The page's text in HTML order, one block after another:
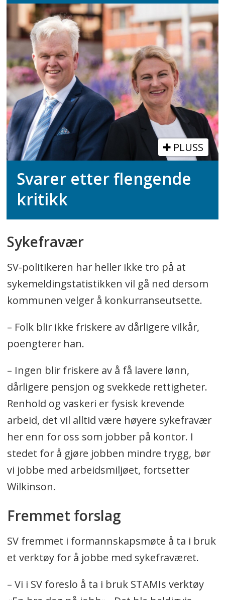
PLUSS
Svarer etter flengende
kritikk
Sykefravær
SV-politikeren har heller ikke tro på at
sykemeldingstatistikken vil gå ned dersom
kommunen velger å konkurranseutsette.
– Folk blir ikke friskere av dårligere vilkår,
poengterer han.
– Ingen blir friskere av å få lavere lønn,
dårligere pensjon og svekkede rettigheter.
Renhold og vaskeri er fysisk krevende
arbeid, det vil alltid være høyere sykefravær
her enn for oss som jobber på kontor. I
stedet for å gjøre jobben mindre trygg, bør
vi jobbe med arbeidsmiljøet, fortsetter
Wilkinson.
Fremmet forslag
SV fremmet i formannskapsmøte å ta i bruk
et verktøy for å jobbe med sykefraværet.
– Vi i SV foreslo å ta i bruk STAMIs verktøy